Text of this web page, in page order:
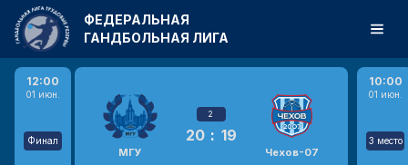
12:00
01 июн.
Финал
МГУ
2
20 : 19
Чехов-07
10:00
01 июн.
3 место
ФЕДЕРАЛЬНАЯ
ГАНДБОЛЬНАЯ ЛИГА